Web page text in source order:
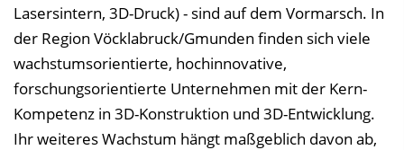
n
b
e
n
d
Lasersintern, 3D-Druck) - sind auf dem Vormarsch. In
der Region Vöcklabruck/Gmunden finden sich viele
wachstumsorientierte, hochinnovative,
forschungsorientierte Unternehmen mit der Kern-
Kompetenz in 3D-Konstruktion und 3D-Entwicklung.
Ihr weiteres Wachstum hängt maßgeblich davon ab,